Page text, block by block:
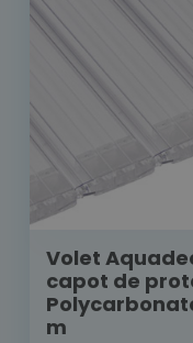
Volet
capot de
m